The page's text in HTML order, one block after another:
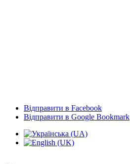
Відправити в Facebook
Відправити в Google Bookmark